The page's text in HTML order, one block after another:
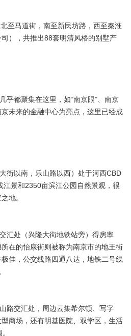
至马道街，南至新民坊路，西至秦淮
），共推出88套明清风格的别墅产
乎都聚集在这里，如“南京眼”、南京
未来的金融中心为亮点，这里已经成
街以南，乐山路以西）处于河西CBD
江景和2350亩滨江公园自然景观，很
地。
汇处（兴隆大街地铁站旁）得房率
在的怡康街则被称为南京市的地王街
佳，公交线路四通八达，地铁二号线
路交汇处，周边云集希尔顿、写字
商场，还有明基医院、双学区，生活